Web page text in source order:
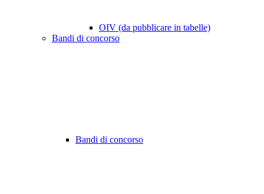
OIV (da pubblicare in tabelle)
Bandi di concorso
Bandi di concorso